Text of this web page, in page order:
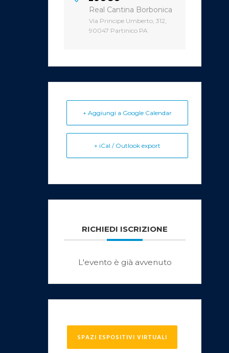
Real Cantina Borbonica
Via Principe Umberto, 312,
90047 Partinico PA
+ Aggiungi a Google Calendar
+ iCal / Outlook export
RICHIEDI ISCRIZIONE
L'evento è già avvenuto
SPAZI ESPOSITIVI VIRTUALI